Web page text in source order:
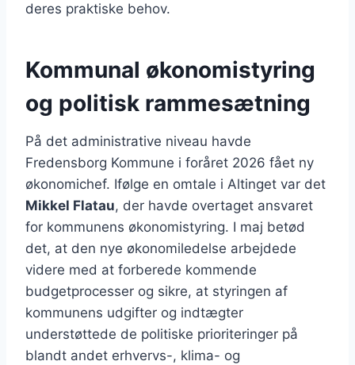
deres praktiske behov.
Kommunal økonomistyring
og politisk rammesætning
På det administrative niveau havde
Fredensborg Kommune i foråret 2026 fået ny
økonomichef. Ifølge en omtale i Altinget var det
Mikkel Flatau, der havde overtaget ansvaret
for kommunens økonomistyring. I maj betød
det, at den nye økonomiledelse arbejdede
videre med at forberede kommende
budgetprocesser og sikre, at styringen af
kommunens udgifter og indtægter
understøttede de politiske prioriteringer på
blandt andet erhvervs-, klima- og